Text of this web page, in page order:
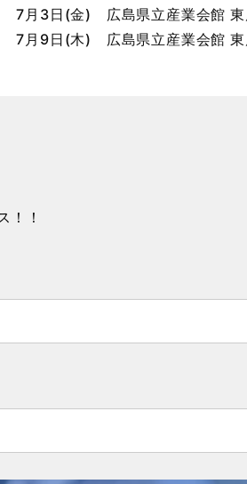
7月3日(金) 広島県立産業会館
7月9日(木) 広島県立産業会館
！！